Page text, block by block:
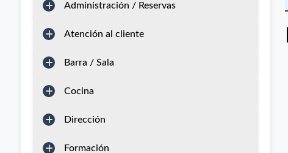
Administración / Reservas
Atención al cliente
Barra / Sala
Cocina
Dirección
Formación